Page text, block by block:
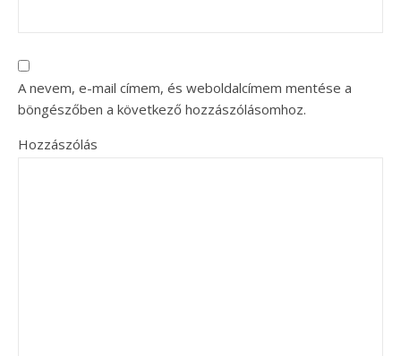
A nevem, e-mail címem, és weboldalcímem mentése a
böngészőben a következő hozzászólásomhoz.
Hozzászólás